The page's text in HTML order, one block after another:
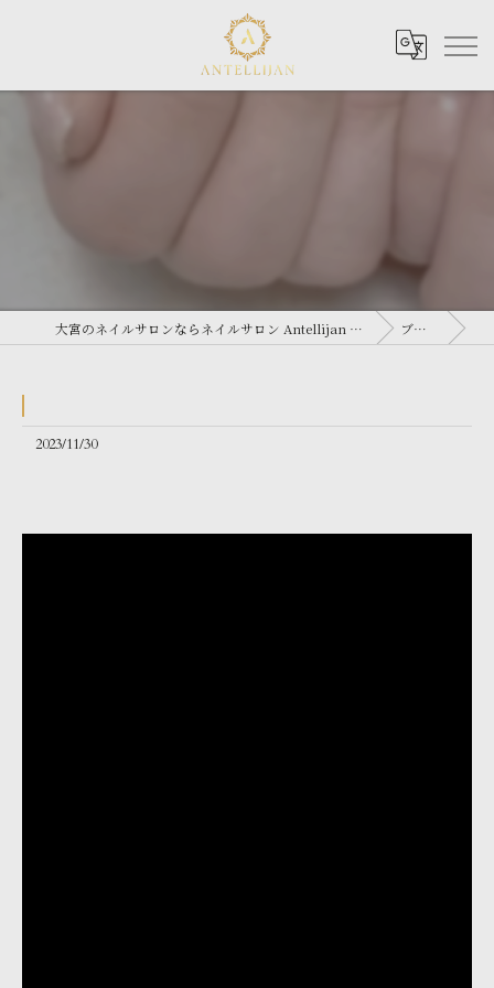
大宮のネイルサロンならネイルサロン Antellijan 大宮 ブログ
2023/11/30